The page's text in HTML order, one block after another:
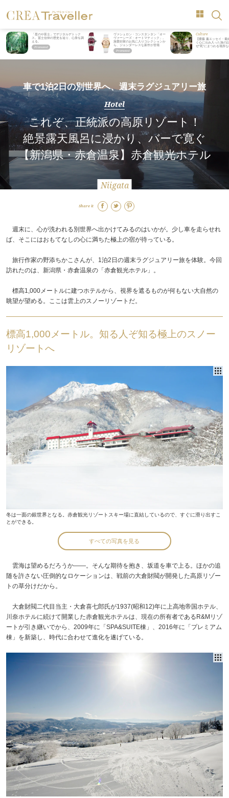
「星のや富士」でデジタルデトック
ス。冨士信仰の歴史を辿り、心身を調
える。
ヴァシュロン・コンスタンタン「オー
ヴァーシーズ・オートマティック」。
旅愛好家のお気に入りコレクションか
ら、ジェンダーレスな新作が登場
Culture
【齋藤 薫エッセイ・最
く心に沁み入った旅の
ぜ“死”にまつわる場所
車で1泊2日の別世界へ、週末ラグジュアリー旅
Hotel
これぞ、正統派の高原リゾート！
絶景露天風呂に浸かり、バーで寛ぐ
【新潟県・赤倉温泉】赤倉観光ホテル
Niigata
Share it
週末に、心が洗われる別世界へ出かけてみるのはいかが。少し車を走らせれ
ば、そこにはおもてなしの心に満ちた極上の宿が待っている。
旅行作家の野添ちかこさんが、1泊2日の週末ラグジュアリー旅を体験。今回
訪れたのは、新潟県・赤倉温泉の「赤倉観光ホテル」。
標高1,000メートルに建つホテルから、視界を遮るものが何もない大自然の
眺望が望める。ここは雲上のスノーリゾートだ。
標高1,000メートル。知る人ぞ知る極上のスノー
リゾートへ
冬は一面の銀世界となる。赤倉観光リゾートスキー場に直結しているので、すぐに滑り出すこ
とができる。
すべての写真を見る
雲海は望めるだろうか――。そんな期待を抱き、坂道を車で上る。ほかの追
随を許さない圧倒的なロケーションは、戦前の大倉財閥が開発した高原リゾー
トの草分けだから。
大倉財閥二代目当主・大倉喜七郎氏が1937(昭和12)年に上高地帝国ホテル、
川奈ホテルに続けて開業した赤倉観光ホテルは、現在の所有者であるR&Mリゾ
ートが引き継いでから、2009年に「SPA&SUITE棟」、2016年に「プレミアム
棟」を新築し、時代に合わせて進化を遂げている。